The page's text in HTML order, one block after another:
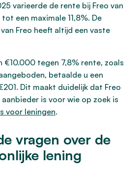
varieerde de rente bij Freo van
een maximale 11,8%. De
Freo heeft altijd een vaste
€10.000 tegen 7,8% rente, zoals
betaalde u een
Dit maakt duidelijk dat Freo
is voor wie op zoek is
voor leningen.
vragen over de
lening